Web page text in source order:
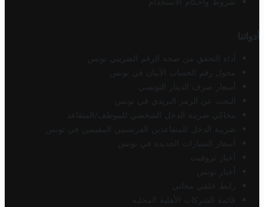
أدواتنا
أداة التحقق من صحة الرقم الضريبي تونس
محول رقم الحساب الآيبان في تونس
أسعار صرف الدينار التونسي
البحث عن الرمز البريدي في تونس
محاكي ضريبة الدخل الشخصي للموظف/المتقاعد
ضريبة الدخل للمتقاعدين الفرنسيين المقيمين في تونس
أسعار السيارات الجديدة في تونس
أخبار تروفيت
أخبار تونس
رابط خلفي مجاني
قائمة الشركات الأهلية المحلية